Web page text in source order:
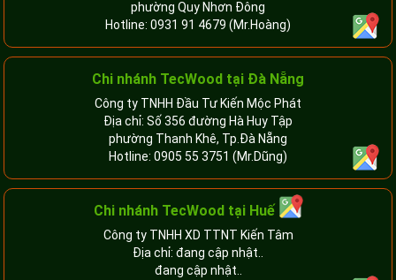
phường Quy Nhơn Đông
Hotline: 0931 91 4679 (Mr.Hoàng)
Chi nhánh TecWood tại Đà Nẵng
Công ty TNHH Đầu Tư Kiến Mộc Phát
Địa chỉ: Số 356 đường Hà Huy Tập
phường Thanh Khê, Tp.Đà Nẵng
Hotline: 0905 55 3751 (Mr.Dũng)
Chi nhánh TecWood tại Huế
Công ty TNHH XD TTNT Kiến Tâm
Địa chỉ: đang cập nhật..
đang cập nhật..